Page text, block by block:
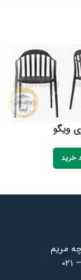
ویگو
خرید
مریم